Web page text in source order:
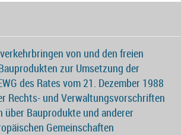
von und den freien
zur Umsetzung der
des Rates vom 21. Dezember 1988
Rechts- und Verwaltungsvorschriften
über Bauprodukte und anderer
Gemeinschaften